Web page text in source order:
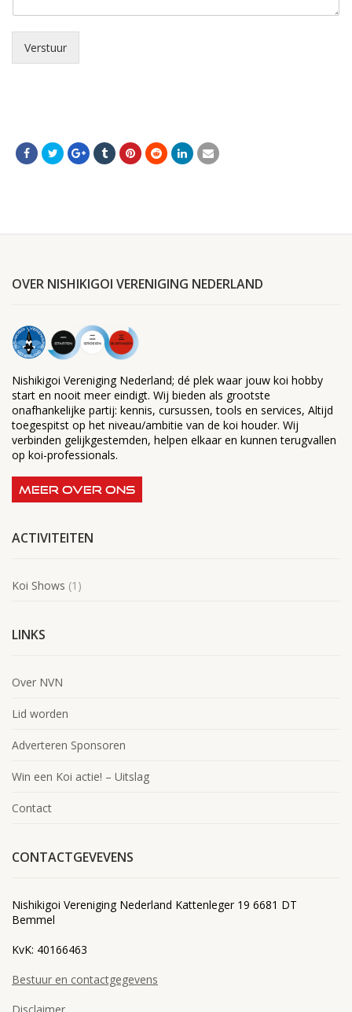
Verstuur
OVER NISHIKIGOI VERENIGING NEDERLAND
Nishikigoi Vereniging Nederland; dé plek waar jouw koi hobby
start en nooit meer eindigt. Wij bieden als grootste
onafhankelijke partij: kennis, cursussen, tools en services, Altijd
toegespitst op het niveau/ambitie van de koi houder. Wij
verbinden gelijkgestemden, helpen elkaar en kunnen terugvallen
op koi-professionals.
MEER OVER ONS
ACTIVITEITEN
Koi Shows (1)
LINKS
Over NVN
Lid worden
Adverteren Sponsoren
Win een Koi actie! – Uitslag
Contact
CONTACTGEVEVENS
Nishikigoi Vereniging Nederland Kattenleger 19 6681 DT
Bemmel
KvK: 40166463
Bestuur en contactgegevens